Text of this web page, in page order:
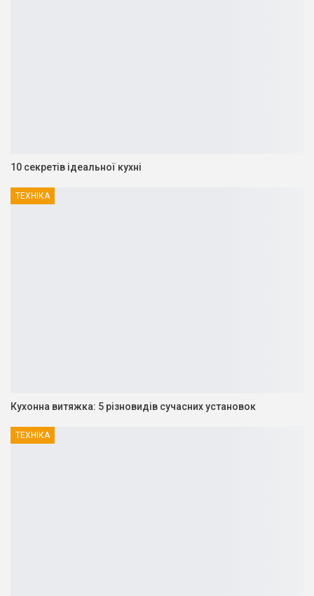
10 секретів ідеальної кухні
ТЕХНІКА
Кухонна витяжка: 5 різновидів сучасних установок
ТЕХНІКА